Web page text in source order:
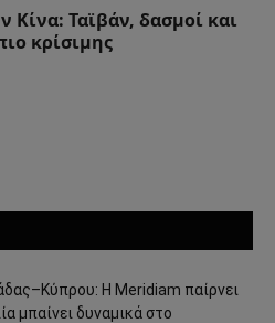
Κίνα: Ταϊβάν, δασμοί και
κρίσιμης
Η Meridiam παίρνει
μπαίνει δυναμικά στο